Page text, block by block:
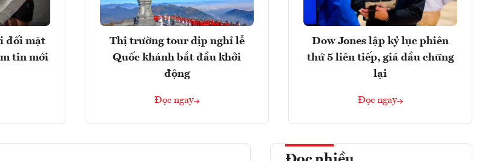
đối mặt
tin mới
Thị trường tour dịp nghỉ lễ
Quốc khánh bắt đầu khởi
động
Đọc ngay
Dow Jones lập kỷ lục phiên
thứ 5 liên tiếp, giá dầu chững
lại
Đọc ngay